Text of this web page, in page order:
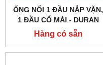
ỐNG NỐI 1 ĐẦU NẮP VẶN,
1 ĐẦU CỔ MÀI - DURAN
Hàng có sẵn